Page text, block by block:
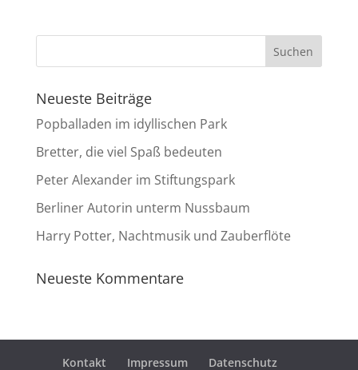
Neueste Beiträge
Popballaden im idyllischen Park
Bretter, die viel Spaß bedeuten
Peter Alexander im Stiftungspark
Berliner Autorin unterm Nussbaum
Harry Potter, Nachtmusik und Zauberflöte
Neueste Kommentare
Kontakt Impressum Datenschutz